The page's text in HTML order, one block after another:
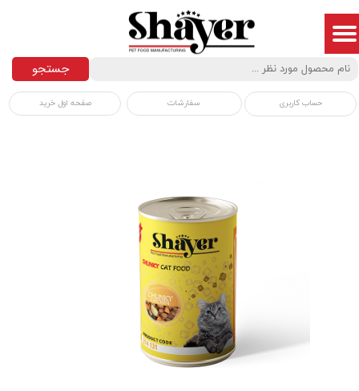
حساب کاربری سفارشات صفحه اول خرید
جستجو